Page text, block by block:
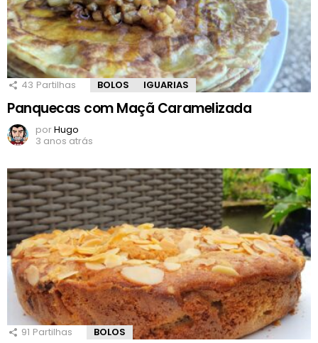
43 Partilhas BOLOS IGUARIAS
Panquecas com Maçã Caramelizada
porHugo
3 anos atrás
91 Partilhas BOLOS